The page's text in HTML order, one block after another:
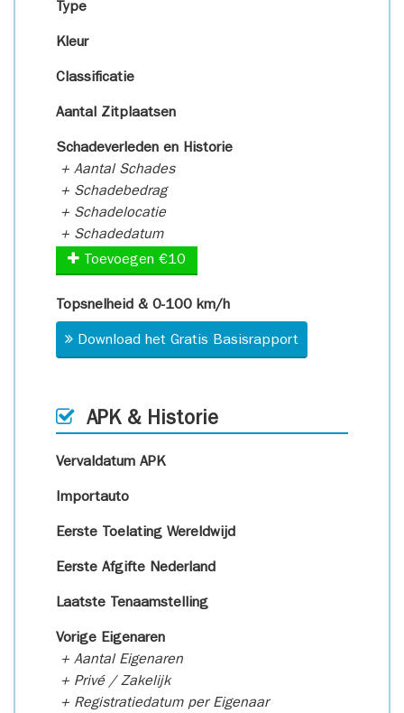
Type
Kleur
Classificatie
Aantal Zitplaatsen
Schadeverleden en Historie
+ Aantal Schades
+ Schadebedrag
+ Schadelocatie
+ Schadedatum
Toevoegen €10
Topsnelheid & 0-100 km/h
Download het Gratis Basisrapport
APK & Historie
Vervaldatum APK
Importauto
Eerste Toelating Wereldwijd
Eerste Afgifte Nederland
Laatste Tenaamstelling
Vorige Eigenaren
+ Aantal Eigenaren
+ Privé / Zakelijk
+ Registratiedatum per Eigenaar